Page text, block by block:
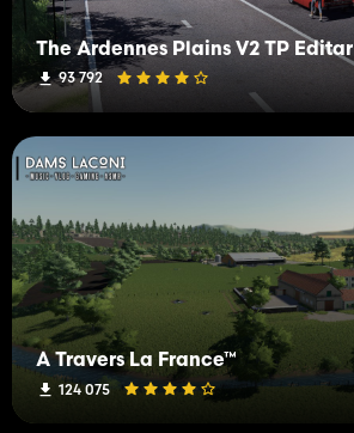
The Ardennes Plains V2 TP Editar
93 792
À Travers La France™
124 075